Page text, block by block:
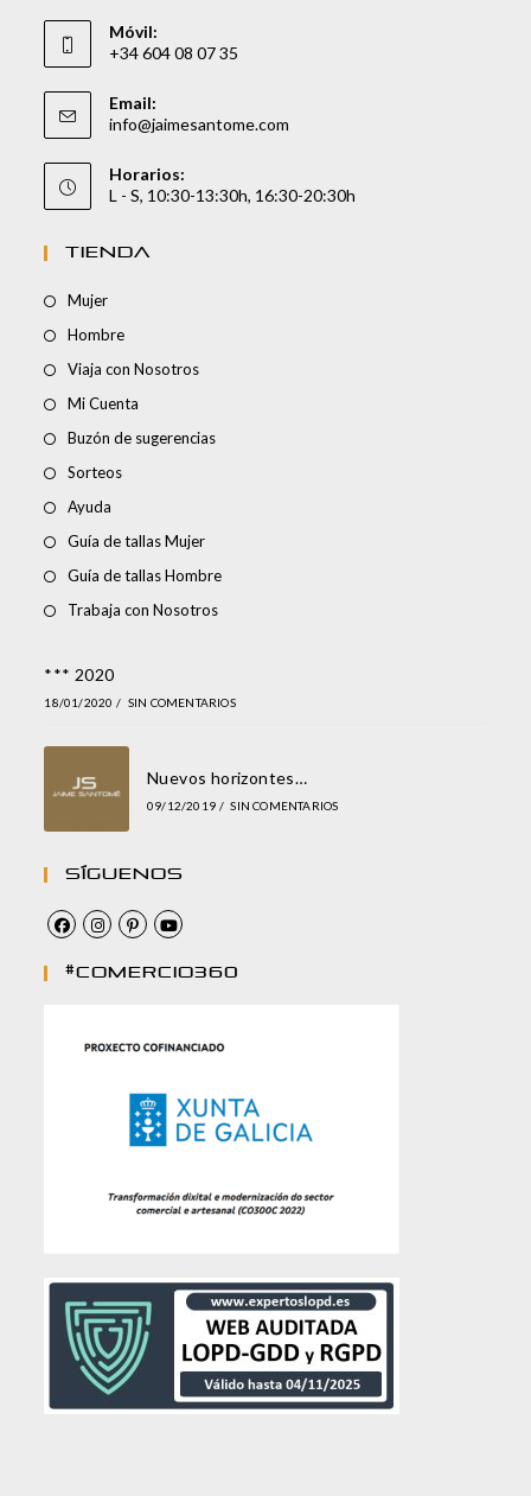
Móvil:
+34 604 08 07 35
Email:
info@jaimesantome.com
Horarios:
L - S, 10:30-13:30h, 16:30-20:30h
TIENDA
Mujer
Hombre
Viaja con Nosotros
Mi Cuenta
Buzón de sugerencias
Sorteos
Ayuda
Guía de tallas Mujer
Guía de tallas Hombre
Trabaja con Nosotros
*** 2020
18/01/2020 / SIN COMENTARIOS
Nuevos horizontes…
09/12/2019 / SIN COMENTARIOS
Síguenos
#comercio360